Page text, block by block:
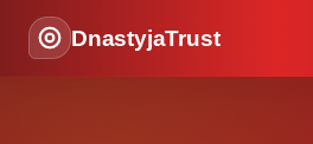
DnastyjaTrust